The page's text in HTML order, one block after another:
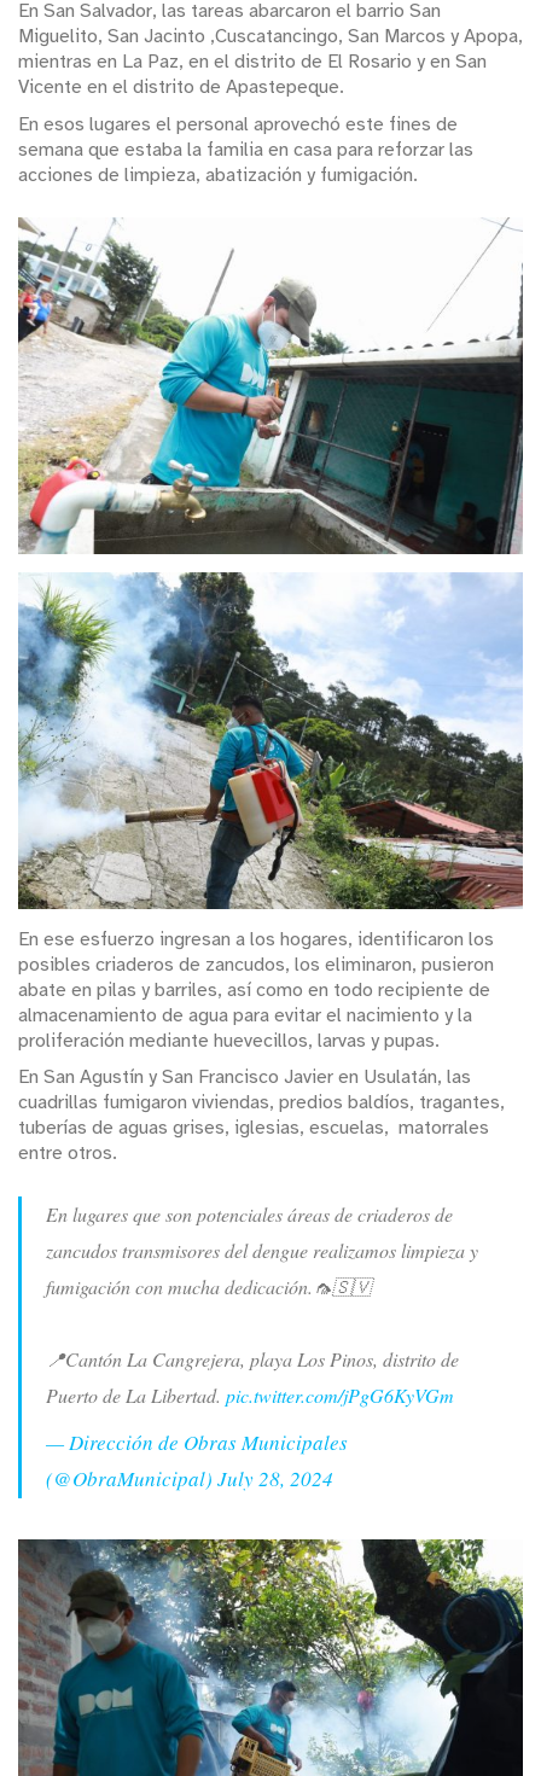
En San Salvador, las tareas abarcaron el barrio San
Miguelito, San Jacinto ,Cuscatancingo, San Marcos y Apopa,
mientras en La Paz, en el distrito de El Rosario y en San
Vicente en el distrito de Apastepeque.
En esos lugares el personal aprovechó este fines de
semana que estaba la familia en casa para reforzar las
acciones de limpieza, abatización y fumigación.
En ese esfuerzo ingresan a los hogares, identificaron los
posibles criaderos de zancudos, los eliminaron, pusieron
abate en pilas y barriles, así como en todo recipiente de
almacenamiento de agua para evitar el nacimiento y la
proliferación mediante huevecillos, larvas y pupas.
En San Agustín y San Francisco Javier en Usulatán, las
cuadrillas fumigaron viviendas, predios baldíos, tragantes,
tuberías de aguas grises, iglesias, escuelas, matorrales
entre otros.
En lugares que son potenciales áreas de criaderos de
zancudos transmisores del dengue realizamos limpieza y
fumigación con mucha dedicación.🦟🇸🇻
📍Cantón La Cangrejera, playa Los Pinos, distrito de
Puerto de La Libertad. pic.twitter.com/jPgG6KyVGm
— Dirección de Obras Municipales
(@ObraMunicipal) July 28, 2024